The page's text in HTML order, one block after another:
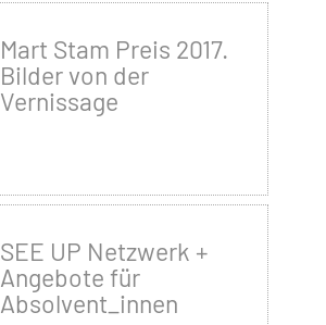
Mart Stam Preis 2017.
Bilder von der
Vernissage
SEE UP Netzwerk +
Angebote für
Absolvent_innen